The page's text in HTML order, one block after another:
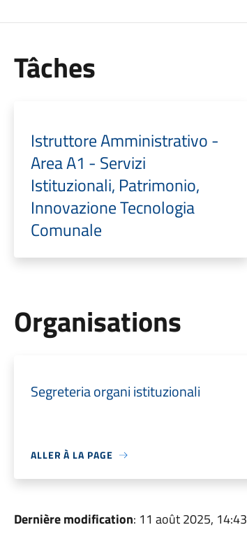
Tâches
Istruttore Amministrativo -
Area A1 - Servizi
Istituzionali, Patrimonio,
Innovazione Tecnologia
Comunale
Organisations
Segreteria organi istituzionali
ALLER À LA PAGE
Dernière modification: 11 août 2025, 14:43